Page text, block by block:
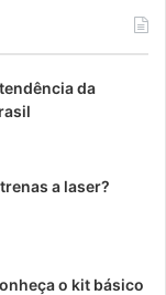
da
a laser?
o kit básico